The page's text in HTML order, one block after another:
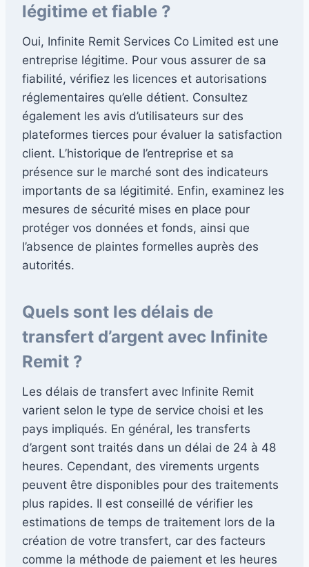
légitime et fiable ?
Oui, Infinite Remit Services Co Limited est une
entreprise légitime. Pour vous assurer de sa
fiabilité, vérifiez les licences et autorisations
réglementaires qu’elle détient. Consultez
également les avis d’utilisateurs sur des
plateformes tierces pour évaluer la satisfaction
client. L’historique de l’entreprise et sa
présence sur le marché sont des indicateurs
importants de sa légitimité. Enfin, examinez les
mesures de sécurité mises en place pour
protéger vos données et fonds, ainsi que
l’absence de plaintes formelles auprès des
autorités.
Quels sont les délais de
transfert d’argent avec Infinite
Remit ?
Les délais de transfert avec Infinite Remit
varient selon le type de service choisi et les
pays impliqués. En général, les transferts
d’argent sont traités dans un délai de 24 à 48
heures. Cependant, des virements urgents
peuvent être disponibles pour des traitements
plus rapides. Il est conseillé de vérifier les
estimations de temps de traitement lors de la
création de votre transfert, car des facteurs
comme la méthode de paiement et les heures